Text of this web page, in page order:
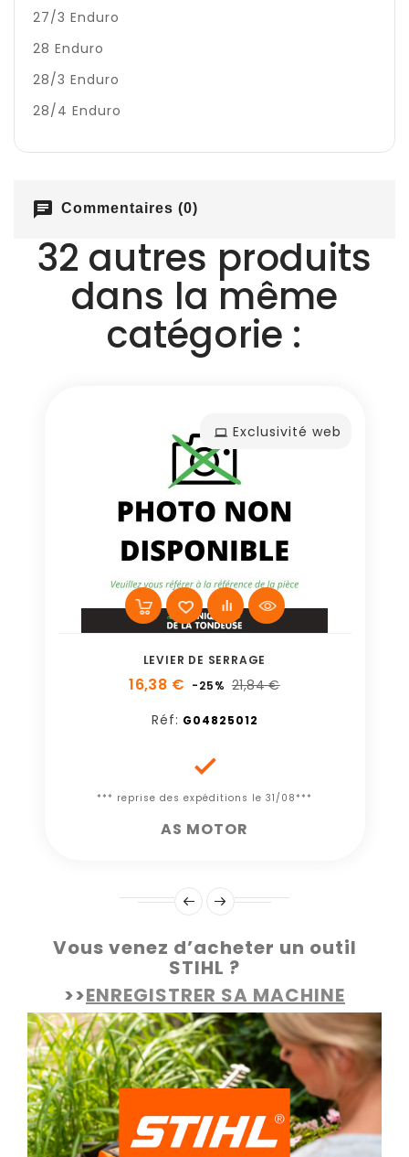
27/3 Enduro
28 Enduro
28/3 Enduro
28/4 Enduro
chat Commentaires (0)
32 autres produits
dans la même
catégorie :
Exclusivité web
LEVIER DE SERRAGE
16,38 € -25% 21,84 €
Réf: G04825012

*** reprise des expéditions le 31/08***
AS MOTOR
Vous venez d’acheter un outil
STIHL ?
>>ENREGISTRER SA MACHINE